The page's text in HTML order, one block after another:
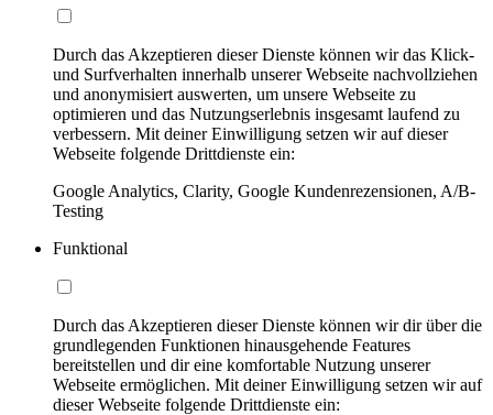
Durch das Akzeptieren dieser Dienste können wir das Klick-
und Surfverhalten innerhalb unserer Webseite nachvollziehen
und anonymisiert auswerten, um unsere Webseite zu
optimieren und das Nutzungserlebnis insgesamt laufend zu
verbessern. Mit deiner Einwilligung setzen wir auf dieser
Webseite folgende Drittdienste ein:
Google Analytics, Clarity, Google Kundenrezensionen, A/B-
Testing
Funktional
Durch das Akzeptieren dieser Dienste können wir dir über die
grundlegenden Funktionen hinausgehende Features
bereitstellen und dir eine komfortable Nutzung unserer
Webseite ermöglichen. Mit deiner Einwilligung setzen wir auf
dieser Webseite folgende Drittdienste ein: